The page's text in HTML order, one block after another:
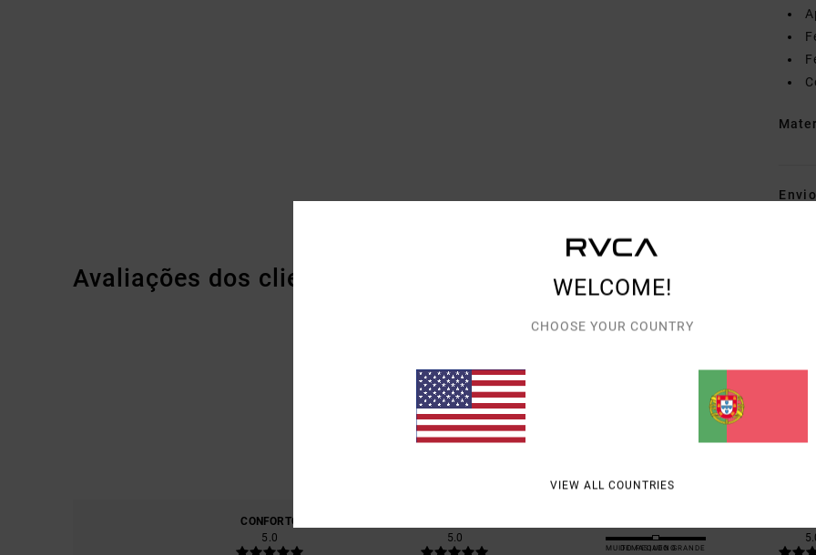
Avaliações dos clientes
CONFORTO
5.0
5.0
MUITO PEQUENO
DEMASIADO GRANDE
WELCOME!
CHOOSE YOUR COUNTRY
VIEW ALL COUNTRIES